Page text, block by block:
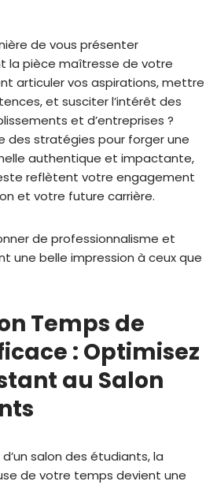
de vous présenter
la pièce maîtresse de votre
articuler vos aspirations, mettre
et susciter l’intérêt des
et d’entreprises ?
des stratégies pour forger une
authentique et impactante,
reflètent votre engagement
et votre future carrière.
de professionnalisme et
une belle impression à ceux que
Temps de
: Optimisez
au Salon
salon des étudiants, la
de votre temps devient une